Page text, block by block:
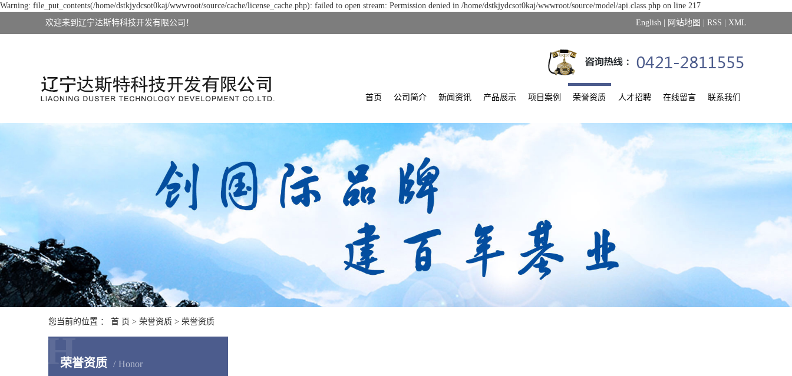
Warning: file_put_contents(/home/dstkjydcsot0kaj/wwwroot/source/cache/license_cache.php): failed to open stream: Permission denied in /home/dstkjydcsot0kaj/wwwroot/source/model/api.class.php on line 217
欢迎来到辽宁达斯特科技开发有限公司！
English 网站地图 RSS XML
首页 公司简介 新闻资讯 产品展示 项目案例 荣誉资质 人才招聘 在线留言 联系我们
您当前的位置 ： 首 页 > 荣誉资质 > 荣誉资质
荣誉资质 Honor
H